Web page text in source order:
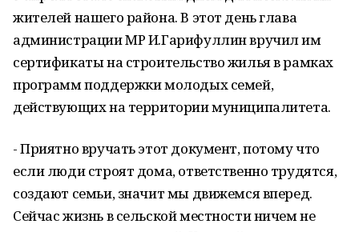
жителей нашего района. В этот день глава
администрации МР И.Гарифуллин вручил им
сертификаты на строительство жилья в рамках
программ поддержки молодых семей,
действующих на территории муниципалитета.
- Приятно вручать этот документ, потому что
если люди строят дома, ответственно трудятся,
создают семьи, значит мы движемся вперед.
Сейчас жизнь в сельской местности ничем не